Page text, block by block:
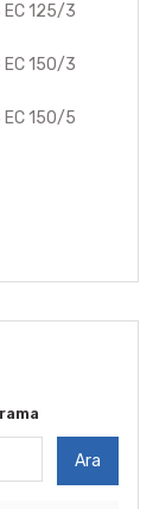
EC 125/3
EC 150/3
EC 150/5
Ara